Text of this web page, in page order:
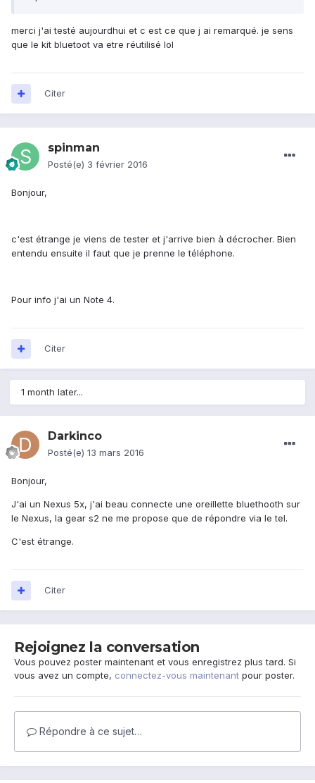
merci j'ai testé aujourdhui et c est ce que j ai remarqué. je sens
que le kit bluetoot va etre réutilisé lol
Citer
spinman
Posté(e) 3 février 2016
Bonjour,
c'est étrange je viens de tester et j'arrive bien à décrocher. Bien
entendu ensuite il faut que je prenne le téléphone.
Pour info j'ai un Note 4.
Citer
1 month later...
Darkinco
Posté(e) 13 mars 2016
Bonjour,
J'ai un Nexus 5x, j'ai beau connecte une oreillette bluethooth sur
le Nexus, la gear s2 ne me propose que de répondre via le tel.
C'est étrange.
Citer
Rejoignez la conversation
Vous pouvez poster maintenant et vous enregistrez plus tard. Si
vous avez un compte, connectez-vous maintenant pour poster.
Répondre à ce sujet…